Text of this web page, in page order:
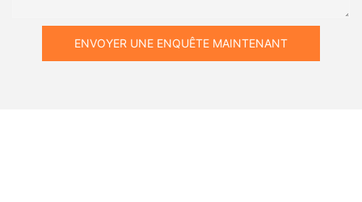
ENVOYER UNE ENQUÊTE MAINTENANT